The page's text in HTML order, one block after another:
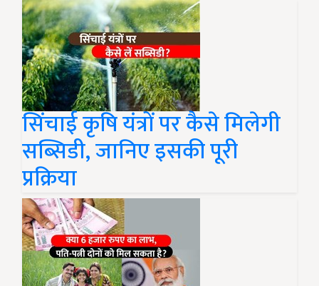
सिंचाई कृषि यंत्रों पर कैसे मिलेगी
सब्सिडी, जानिए इसकी पूरी
प्रक्रिया